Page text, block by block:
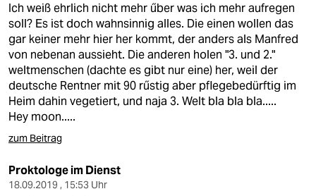
Ich weiß ehrlich nicht mehr űber was ich mehr aufregen
soll? Es ist doch wahnsinnig alles. Die einen wollen das
gar keiner mehr hier her kommt, der anders als Manfred
von nebenan aussieht. Die anderen holen "3. und 2."
weltmenschen (dachte es gibt nur eine) her, weil der
deutsche Rentner mit 90 rűstig aber pflegebedürftig im
Heim dahin vegetiert, und naja 3. Welt bla bla bla.....
Hey moon.....
zum Beitrag
Proktologe im Dienst
18.09.2019 , 15:53 Uhr